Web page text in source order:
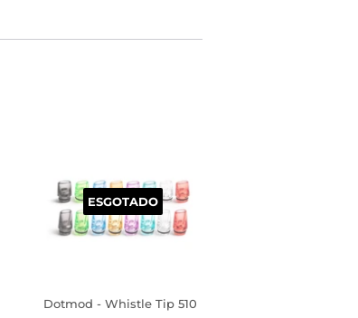
ESGOTADO
Dotmod - Whistle Tip 510